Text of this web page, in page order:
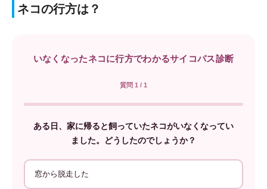
ネコの行方は？
いなくなったネコに行方でわかるサイコパス診断
質問 1 / 1
ある日、家に帰ると飼っていたネコがいなくなってい
ました。どうしたのでしょうか？
窓から脱走した